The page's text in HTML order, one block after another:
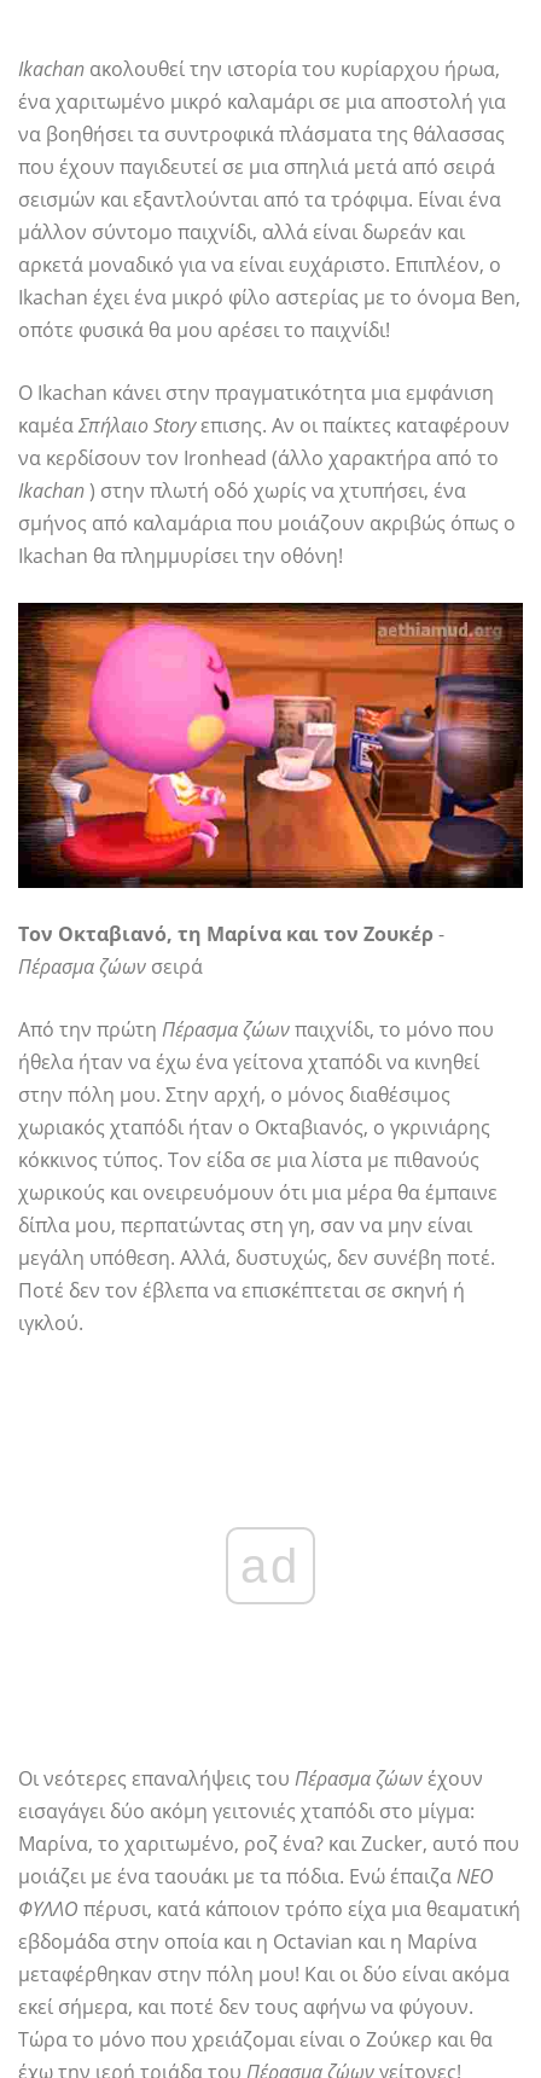
Ikachan ακολουθεί την ιστορία του κυρίαρχου ήρωα,
ένα χαριτωμένο μικρό καλαμάρι σε μια αποστολή για
να βοηθήσει τα συντροφικά πλάσματα της θάλασσας
που έχουν παγιδευτεί σε μια σπηλιά μετά από σειρά
σεισμών και εξαντλούνται από τα τρόφιμα. Είναι ένα
μάλλον σύντομο παιχνίδι, αλλά είναι δωρεάν και
αρκετά μοναδικό για να είναι ευχάριστο. Επιπλέον, ο
Ikachan έχει ένα μικρό φίλο αστερίας με το όνομα Ben,
οπότε φυσικά θα μου αρέσει το παιχνίδι!
Ο Ikachan κάνει στην πραγματικότητα μια εμφάνιση
καμέαΣπήλαιο Storyεπισης. Αν οι παίκτες καταφέρουν
να κερδίσουν τον Ironhead (άλλο χαρακτήρα από το
Ikachan) στην πλωτή οδό χωρίς να χτυπήσει, ένα
σμήνος από καλαμάρια που μοιάζουν ακριβώς όπως ο
Ikachan θα πλημμυρίσει την οθόνη!
Τον Οκταβιανό, τη Μαρίνα και τον Ζουκέρ -
Πέρασμα ζώων σειρά
Από την πρώτη Πέρασμα ζώωνπαιχνίδι, το μόνο που
ήθελα ήταν να έχω ένα γείτονα χταπόδι να κινηθεί
στην πόλη μου. Στην αρχή, ο μόνος διαθέσιμος
χωριακός χταπόδι ήταν ο Οκταβιανός, ο γκρινιάρης
κόκκινος τύπος. Τον είδα σε μια λίστα με πιθανούς
χωρικούς και ονειρευόμουν ότι μια μέρα θα έμπαινε
δίπλα μου, περπατώντας στη γη, σαν να μην είναι
μεγάλη υπόθεση. Αλλά, δυστυχώς, δεν συνέβη ποτέ.
Ποτέ δεν τον έβλεπα να επισκέπτεται σε σκηνή ή
ιγκλού.
ad
Οι νεότερες επαναλήψεις του Πέρασμα ζώωνέχουν
εισαγάγει δύο ακόμη γειτονιές χταπόδι στο μίγμα:
Μαρίνα, το χαριτωμένο, ροζ ένα? και Zucker, αυτό που
μοιάζει με ένα ταουάκι με τα πόδια. Ενώ έπαιζαΝΕΟ
ΦΥΛΛΟ πέρυσι, κατά κάποιον τρόπο είχα μια θεαματική
εβδομάδα στην οποία και η Octavian και η Μαρίνα
μεταφέρθηκαν στην πόλη μου! Και οι δύο είναι ακόμα
εκεί σήμερα, και ποτέ δεν τους αφήνω να φύγουν.
Τώρα το μόνο που χρειάζομαι είναι ο Ζούκερ και θα
έχω την ιερή τριάδα του Πέρασμα ζώωνγείτονες!